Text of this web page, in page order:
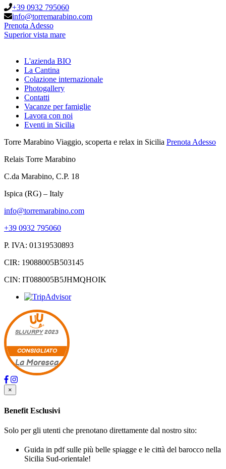
+39 0932 795060
info@torremarabino.com
Prenota Adesso
Superior vista mare
L'azienda BIO
La Cantina
Colazione internazionale
Photogallery
Contatti
Vacanze per famiglie
Lavora con noi
Eventi in Sicilia
Torre Marabino Viaggio, scoperta e relax in Sicilia Prenota Adesso
Relais Torre Marabino
C.da Marabino, C.P. 18
Ispica (RG) – Italy
info@torremarabino.com
+39 0932 795060
P. IVA: 01319530893
CIR: 19088005B503145
CIN: IT088005B5JHMQHOIK
SLUURPY2023
CONSIGLIATO
La Moresca
×
Benefit Esclusivi
Solo per gli utenti che prenotano direttamente dal nostro sito:
Guida in pdf sulle più belle spiagge e le città del barocco nella
Sicilia Sud-orientale!